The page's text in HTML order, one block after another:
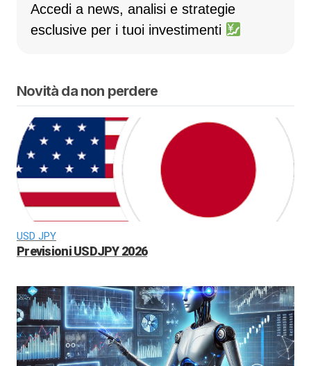
Accedi a news, analisi e strategie
esclusive per i tuoi investimenti
Novità da non perdere
USD JPY
Previsioni USDJPY 2026